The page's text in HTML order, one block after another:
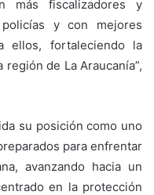
más fiscalizadores y
y con mejores
ellos, fortaleciendo la
de La Araucanía”,
su posición como uno
para enfrentar
avanzando hacia un
en la protección